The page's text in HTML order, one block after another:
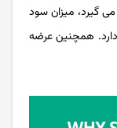
گیرد، میزان سود
همچنین عرضه